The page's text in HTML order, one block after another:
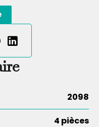
2098
4 pièces